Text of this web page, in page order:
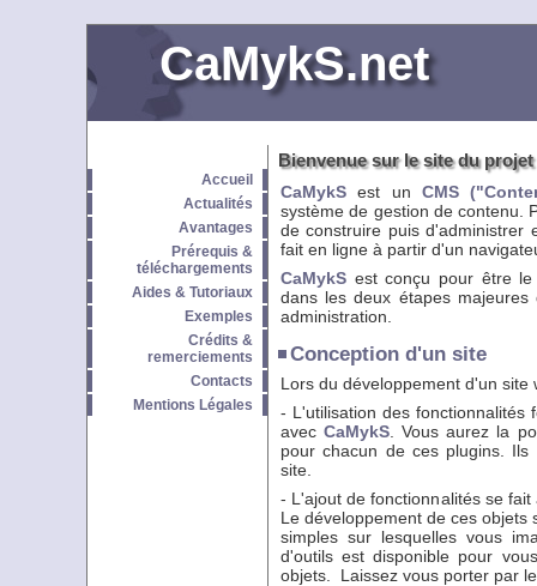
CaMykS.net
Accueil
Actualités
Avantages
Prérequis &
téléchargements
Aides & Tutoriaux
Exemples
Crédits &
remerciements
Contacts
Mentions Légales
Bienvenue sur le site du projet
CaMykS est un CMS
système de gestion de contenu.
de construire puis d'administrer
fait en ligne à partir d'un
CaMykS est conçu pour être
dans les deux étapes
administration.
Conception d'un site
Lors du développement d'un
- L'utilisation des fonctionnalités
avecCaMykS . Vous aurez la
pour chacun de ces plugins.
site.
- L'ajout de fonctionnalités se
Le développement de ces objets
simples sur lesquelles vous
d'outils est disponible pour
objets. Laissez vous porter par